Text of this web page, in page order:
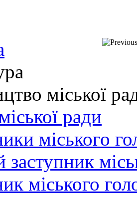
міської
ради
міського
міського